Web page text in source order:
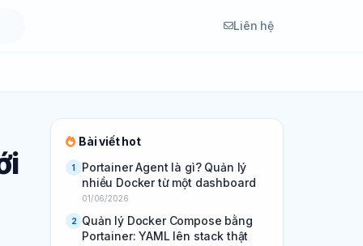
Liên hệ
Bài viết hot
1
Portainer Agent là gì? Quản lý
nhiều Docker từ một dashboard
01/06/2026
2
Quản lý Docker Compose bằng
Portainer: YAML lên stack thật